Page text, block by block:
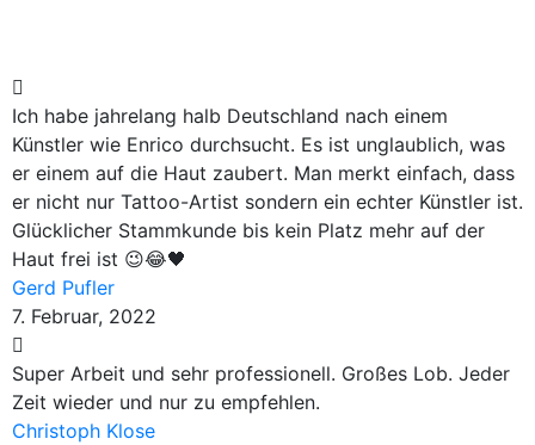
Ich habe jahrelang halb Deutschland nach einem
Künstler wie Enrico durchsucht. Es ist unglaublich, was
er einem auf die Haut zaubert. Man merkt einfach, dass
er nicht nur Tattoo-Artist sondern ein echter Künstler ist.
Glücklicher Stammkunde bis kein Platz mehr auf der
Haut frei ist 😉😂🖤
Gerd Pufler
7. Februar, 2022
Super Arbeit und sehr professionell. Großes Lob. Jeder
Zeit wieder und nur zu empfehlen.
Christoph Klose